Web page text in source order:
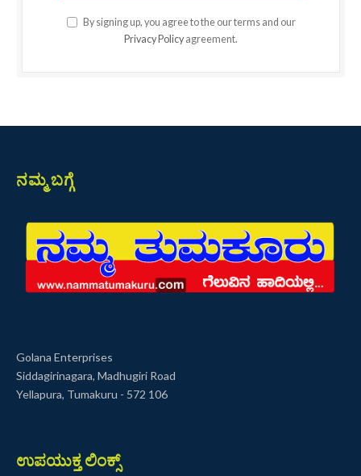
By signing up, you agree to the our terms and our
Privacy Policy agreement.
ನಮ್ಮ ಬಗ್ಗೆ
Golana Enterprises
Siddagirinagara, Madhugiri Road
Yellapura, Tumakuru - 572 106
ಉಪಯುಕ್ತ ಲಿಂಕ್ಸ್